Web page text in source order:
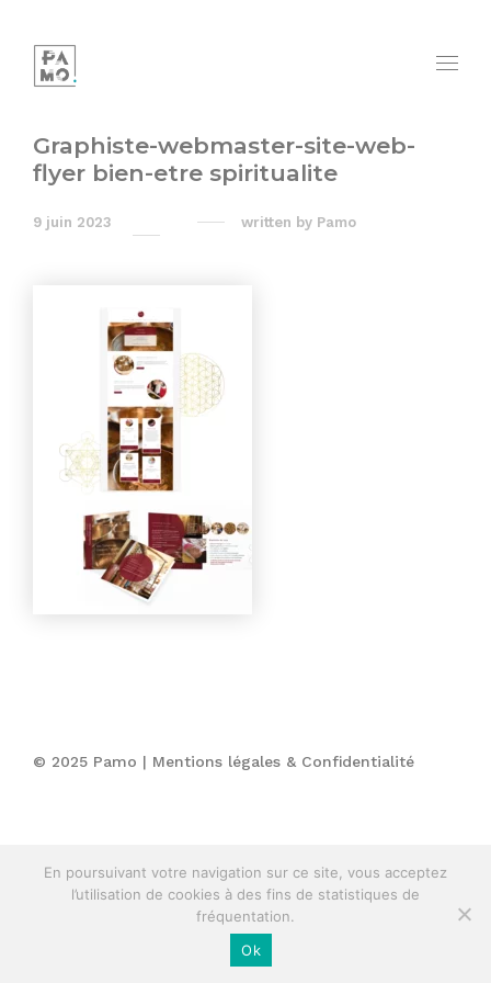
Graphiste-webmaster-site-web-
flyer bien-etre spiritualite
9 juin 2023 written by Pamo
© 2025 Pamo | Mentions légales & Confidentialité
En poursuivant votre navigation sur ce site, vous acceptez
l’utilisation de cookies à des fins de statistiques de
fréquentation.
Ok